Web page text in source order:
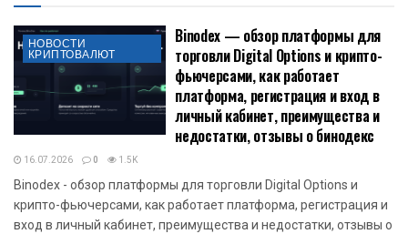
НОВОСТИ
КРИПТОВАЛЮТ
Binodex — обзор платформы для
торговли Digital Options и крипто-
фьючерсами, как работает
платформа, регистрация и вход в
личный кабинет, преимущества и
недостатки, отзывы о бинодекс
16.07.2026 0 1.5K
Binodex - обзор платформы для торговли Digital Options и
крипто-фьючерсами, как работает платформа, регистрация и
вход в личный кабинет, преимущества и недостатки, отзывы о